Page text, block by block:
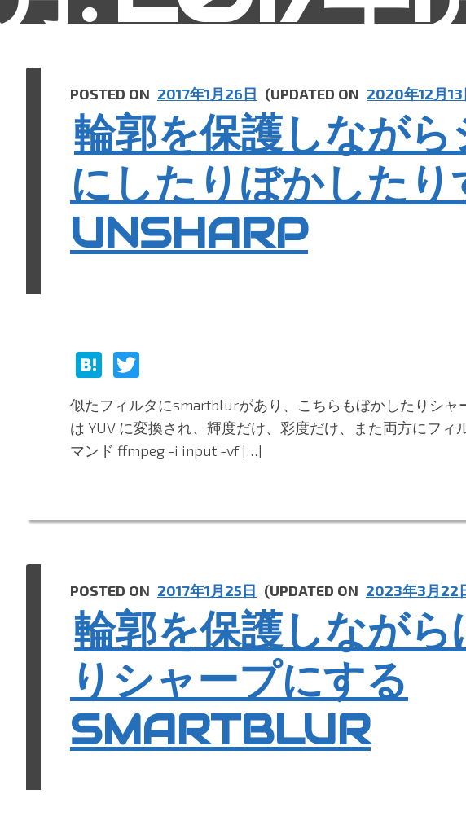
輪郭を保護しなが
にしたりぼかしたり
UNSHARP
POSTED ON 2017年1月26日 (UPDATED ON 2020年12月13
H
e
n
a
w
itt
er
似たフィルタにsmartblurがあり、こちらもぼかしたりシャ
は YUV に変換され、輝度だけ、彩度だけ、また両方にフィ
マンド ffmpeg -i input -vf […]
輪郭を保護しながら
りシャープにする
SMARTBLUR
POSTED ON 2017年1月25日 (UPDATED ON 2023年3月22